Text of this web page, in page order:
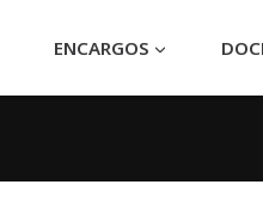
ENCARGOS